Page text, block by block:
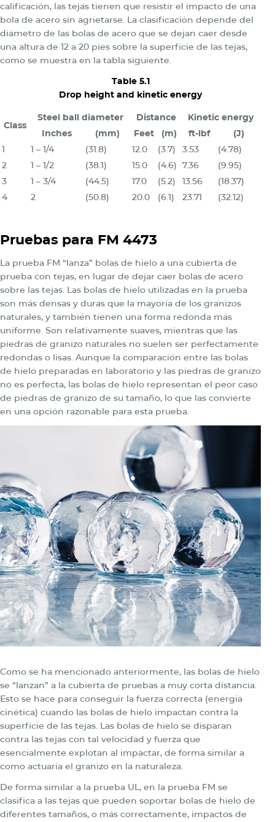
calificación, las tejas tienen que resistir el impacto de una
bola de acero sin agrietarse. La clasificación depende del
diámetro de las bolas de acero que se dejan caer desde
una altura de 12 a 20 pies sobre la superficie de las tejas,
como se muestra en la tabla siguiente.
Table 5.1
Drop height and kinetic energy
Class
Steel ball diameter Distance
Kinetic energy
Inches
(mm) Feet (m) ft-lbf
(J)
1
1 – 1/4 (31.8) 12.0 (3.7) 3.53
(4.78)
2
1 – 1/2 (38.1) 15.0 (4.6) 7.36
(9.95)
3
1 – 3/4 (44.5) 17.0 (5.2) 13.56
(18.37)
4
2 (50.8) 20.0 (6.1) 23.71 (32.12)
Pruebas para FM 4473
La prueba FM “lanza” bolas de hielo a una cubierta de
prueba con tejas, en lugar de dejar caer bolas de acero
sobre las tejas. Las bolas de hielo utilizadas en la prueba
son más densas y duras que la mayoría de los granizos
naturales, y también tienen una forma redonda más
uniforme. Son relativamente suaves, mientras que las
piedras de granizo naturales no suelen ser perfectamente
redondas o lisas. Aunque la comparación entre las bolas
de hielo preparadas en laboratorio y las piedras de granizo
no es perfecta, las bolas de hielo representan el peor caso
de piedras de granizo de su tamaño, lo que las convierte
en una opción razonable para esta prueba.
Como se ha mencionado anteriormente, las bolas de hielo
se “lanzan” a la cubierta de pruebas a muy corta distancia.
Esto se hace para conseguir la fuerza correcta (energía
cinética) cuando las bolas de hielo impactan contra la
superficie de las tejas. Las bolas de hielo se disparan
contra las tejas con tal velocidad y fuerza que
esencialmente explotan al impactar, de forma similar a
como actuaría el granizo en la naturaleza.
De forma similar a la prueba UL, en la prueba FM se
clasifica a las tejas que pueden soportar bolas de hielo de
diferentes tamaños, o más correctamente, impactos de